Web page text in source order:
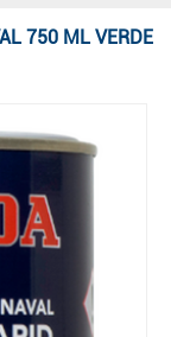
750 ML VERDE